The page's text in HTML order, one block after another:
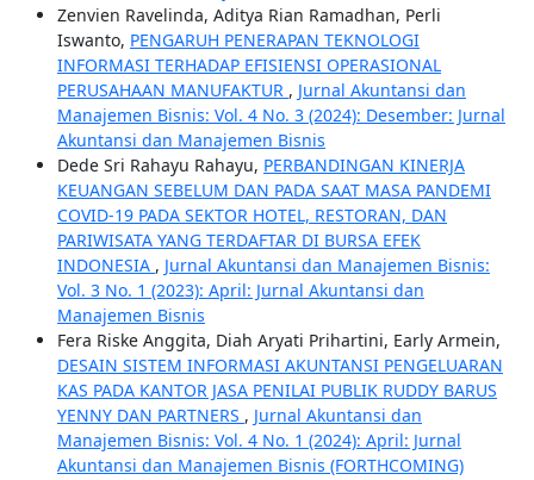
Zenvien Ravelinda, Aditya Rian Ramadhan, Perli
Iswanto, PENGARUH PENERAPAN TEKNOLOGI
INFORMASI TERHADAP EFISIENSI OPERASIONAL
PERUSAHAAN MANUFAKTUR , Jurnal Akuntansi dan
Manajemen Bisnis: Vol. 4 No. 3 (2024): Desember: Jurnal
Akuntansi dan Manajemen Bisnis
Dede Sri Rahayu Rahayu, PERBANDINGAN KINERJA
KEUANGAN SEBELUM DAN PADA SAAT MASA PANDEMI
COVID-19 PADA SEKTOR HOTEL, RESTORAN, DAN
PARIWISATA YANG TERDAFTAR DI BURSA EFEK
INDONESIA , Jurnal Akuntansi dan Manajemen Bisnis:
Vol. 3 No. 1 (2023): April: Jurnal Akuntansi dan
Manajemen Bisnis
Fera Riske Anggita, Diah Aryati Prihartini, Early Armein,
DESAIN SISTEM INFORMASI AKUNTANSI PENGELUARAN
KAS PADA KANTOR JASA PENILAI PUBLIK RUDDY BARUS
YENNY DAN PARTNERS , Jurnal Akuntansi dan
Manajemen Bisnis: Vol. 4 No. 1 (2024): April: Jurnal
Akuntansi dan Manajemen Bisnis (FORTHCOMING)